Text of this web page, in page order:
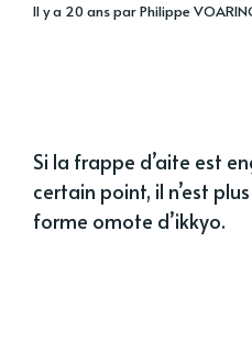
il y a 20 ansparPhilippe
Si la frappe d’aite est
certain point, il n’est
forme omote d’ikkyo.